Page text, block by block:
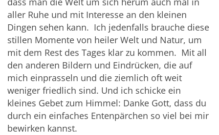
aller Ruhe und mit Interesse an den kleinen
Dingen sehen kann. Ich jedenfalls brauche diese
stillen Momente von heiler Welt und Natur, um
mit dem Rest des Tages klar zu kommen. Mit all
den anderen Bildern und Eindrücken, die auf
mich einprasseln und die ziemlich oft weit
weniger friedlich sind. Und ich schicke ein
kleines Gebet zum Himmel: Danke Gott, dass du
durch ein einfaches Entenpärchen so viel bei mir
bewirken kannst.